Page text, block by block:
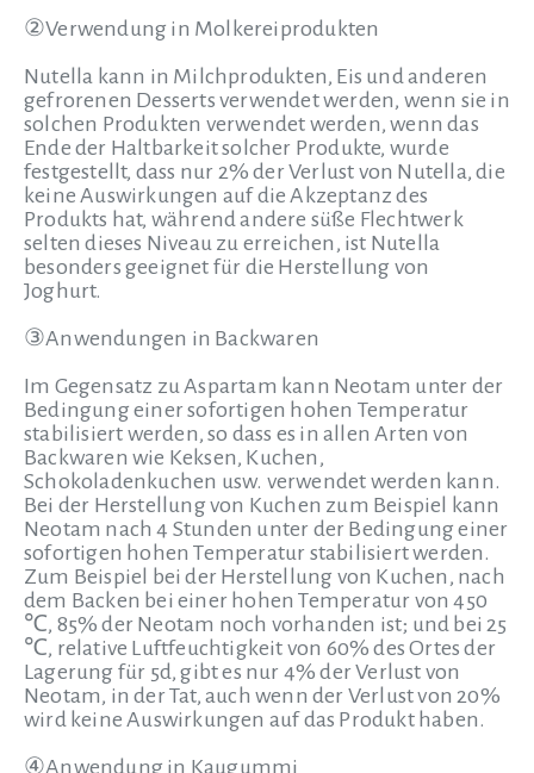
②Verwendung in Molkereiprodukten
Nutella kann in Milchprodukten, Eis und anderen
gefrorenen Desserts verwendet werden, wenn sie in
solchen Produkten verwendet werden, wenn das
Ende der Haltbarkeit solcher Produkte, wurde
festgestellt, dass nur 2% der Verlust von Nutella, die
keine Auswirkungen auf die Akzeptanz des
Produkts hat, während andere süße Flechtwerk
selten dieses Niveau zu erreichen, ist Nutella
besonders geeignet für die Herstellung von
Joghurt.
③Anwendungen in Backwaren
Im Gegensatz zu Aspartam kann Neotam unter der
Bedingung einer sofortigen hohen Temperatur
stabilisiert werden, so dass es in allen Arten von
Backwaren wie Keksen, Kuchen,
Schokoladenkuchen usw. verwendet werden kann.
Bei der Herstellung von Kuchen zum Beispiel kann
Neotam nach 4 Stunden unter der Bedingung einer
sofortigen hohen Temperatur stabilisiert werden.
Zum Beispiel bei der Herstellung von Kuchen, nach
dem Backen bei einer hohen Temperatur von 450
℃, 85% der Neotam noch vorhanden ist; und bei 25
℃, relative Luftfeuchtigkeit von 60% des Ortes der
Lagerung für 5d, gibt es nur 4% der Verlust von
Neotam, in der Tat, auch wenn der Verlust von 20%
wird keine Auswirkungen auf das Produkt haben.
④Anwendung in Kaugummi